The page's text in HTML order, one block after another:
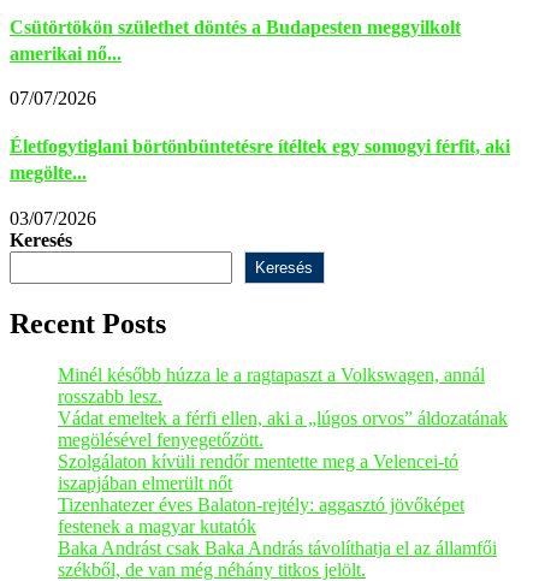
Csütörtökön születhet döntés a Budapesten meggyilkolt
amerikai nő...
07/07/2026
Életfogytiglani börtönbüntetésre ítéltek egy somogyi férfit, aki
megölte...
03/07/2026
Keresés
Keresés
Recent Posts
Minél később húzza le a ragtapaszt a Volkswagen, annál
rosszabb lesz.
Vádat emeltek a férfi ellen, aki a „lúgos orvos” áldozatának
megölésével fenyegetőzött.
Szolgálaton kívüli rendőr mentette meg a Velencei-tó
iszapjában elmerült nőt
Tizenhatezer éves Balaton-rejtély: aggasztó jövőképet
festenek a magyar kutatók
Baka Andrást csak Baka András távolíthatja el az államfői
székből, de van még néhány titkos jelölt.